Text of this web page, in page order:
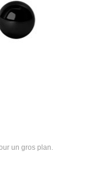
un gros plan.